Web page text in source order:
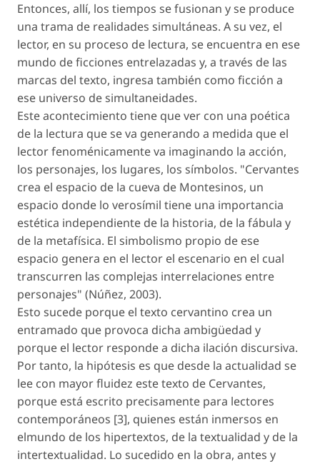
Entonces, allí, los tiempos se fusionan y se produce
una trama de realidades simultáneas. A su vez, el
lector, en su proceso de lectura, se encuentra en ese
mundo de ficciones entrelazadas y, a través de las
marcas del texto, ingresa también como ficción a
ese universo de simultaneidades.
Este acontecimiento tiene que ver con una poética
de la lectura que se va generando a medida que el
lector fenoménicamente va imaginando la acción,
los personajes, los lugares, los símbolos. "Cervantes
crea el espacio de la cueva de Montesinos, un
espacio donde lo verosímil tiene una importancia
estética independiente de la historia, de la fábula y
de la metafísica. El simbolismo propio de ese
espacio genera en el lector el escenario en el cual
transcurren las complejas interrelaciones entre
personajes" (Núñez, 2003).
Esto sucede porque el texto cervantino crea un
entramado que provoca dicha ambigüedad y
porque el lector responde a dicha ilación discursiva.
Por tanto, la hipótesis es que desde la actualidad se
lee con mayor fluidez este texto de Cervantes,
porque está escrito precisamente para lectores
contemporáneos [3], quienes están inmersos en
elmundo de los hipertextos, de la textualidad y de la
intertextualidad. Lo sucedido en la obra, antes y